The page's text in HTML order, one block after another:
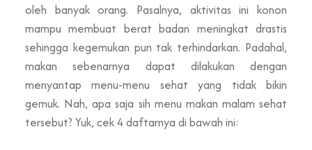
oleh banyak orang. Pasalnya, aktivitas ini konon
mampu membuat berat badan meningkat drastis
sehingga kegemukan pun tak terhindarkan. Padahal,
makan sebenarnya dapat dilakukan dengan
menyantap menu-menu sehat yang tidak bikin
gemuk. Nah, apa saja sih menu makan malam sehat
tersebut? Yuk, cek 4 daftarnya di bawah ini: